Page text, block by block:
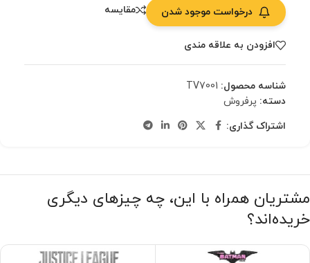
درخواست موجود شدن مقایسه
افزودن به علاقه مندی
شناسه محصول: TV7001
دسته: پرفروش
اشتراک گذاری:
مشتریان همراه با این، چه چیزهای دیگری
خریده‌اند؟